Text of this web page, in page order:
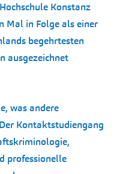
Konstanz
Mal in Folge als einer
begehrtesten
ausgezeichnet
was andere
Kontaktstudiengang
professionelle